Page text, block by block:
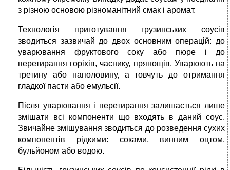
з різною основою різноманітний смак і аромат.
Технологія приготування грузинських соусів
зводиться зазвичай до двох основним операцій: до
уварювання фруктового соку або пюре і до
перетирання горіхів, часнику, прянощів. Уварюють на
третину або наполовину, а товчуть до отримання
гладкої пасти або емульсії.
Після уварювання і перетирання залишається лише
змішати всі компоненти що входять в даний соус.
Звичайне змішування зводиться до розведення сухих
компонентів рідкими: соками, винним оцтом,
бульйоном або водою.